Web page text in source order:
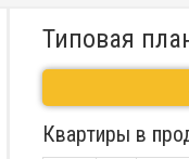
Типовая
Квартиры в